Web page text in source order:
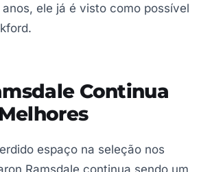
ele já é visto como possível
Continua
espaço na seleção nos